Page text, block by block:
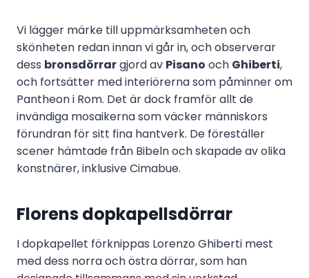
Vi lägger märke till uppmärksamheten och
skönheten redan innan vi går in, och observerar
dess bronsdörrargjord av Pisano och Ghiberti,
och fortsätter med interiörerna som påminner om
Pantheon i Rom. Det är dock framför allt de
invändiga mosaikerna som väcker människors
förundran för sitt fina hantverk. De föreställer
scener hämtade från Bibeln och skapade av olika
konstnärer, inklusive Cimabue.
Florens dopkapellsdörrar
I dopkapellet förknippas Lorenzo Ghiberti mest
med dess norra och östra dörrar, som han